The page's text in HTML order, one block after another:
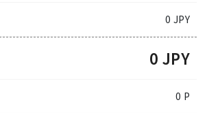
0 JPY
0 JPY
0 P